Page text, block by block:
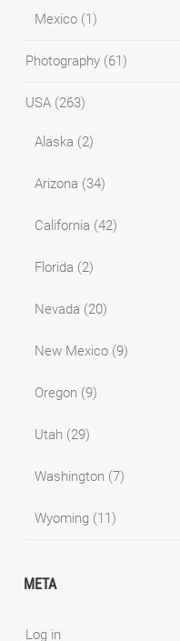
Mexico (1)
Photography (61)
USA (263)
Alaska (2)
Arizona (34)
California (42)
Florida (2)
Nevada (20)
New Mexico (9)
Oregon (9)
Utah (29)
Washington (7)
Wyoming (11)
META
Log in